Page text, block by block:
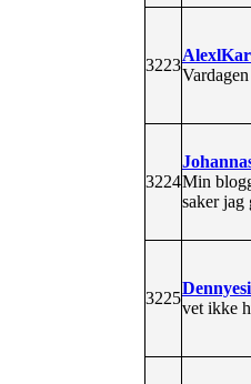
3223
3224Min
saker jag
3225
vet ikke